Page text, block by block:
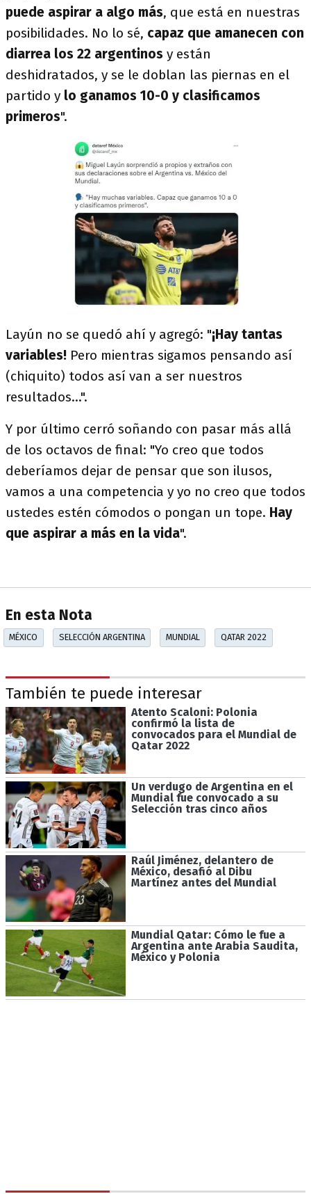
puede aspirar a algo más, que está en nuestras
posibilidades. No lo sé, capaz que amanecen con
diarrea los 22 argentinos y están
deshidratados, y se le doblan las piernas en el
partido y lo ganamos 10-0 y clasificamos
primeros".
Layún no se quedó ahí y agregó: "¡Hay tantas
variables! Pero mientras sigamos pensando así
(chiquito) todos así van a ser nuestros
resultados...".
Y por último cerró soñando con pasar más allá
de los octavos de final: "Yo creo que todos
deberíamos dejar de pensar que son ilusos,
vamos a una competencia y yo no creo que todos
ustedes estén cómodos o pongan un tope. Hay
que aspirar a más en la vida".
En esta Nota
MÉXICO SELECCIÓN ARGENTINA MUNDIAL QATAR 2022
También te puede interesar
Atento Scaloni: Polonia
confirmó la lista de
convocados para el Mundial de
Qatar 2022
Un verdugo de Argentina en el
Mundial fue convocado a su
Selección tras cinco años
Raúl Jiménez, delantero de
México, desafió al Dibu
Martínez antes del Mundial
Mundial Qatar: Cómo le fue a
Argentina ante Arabia Saudita,
México y Polonia